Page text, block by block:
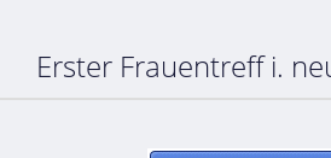
Erster Frauentreff i.